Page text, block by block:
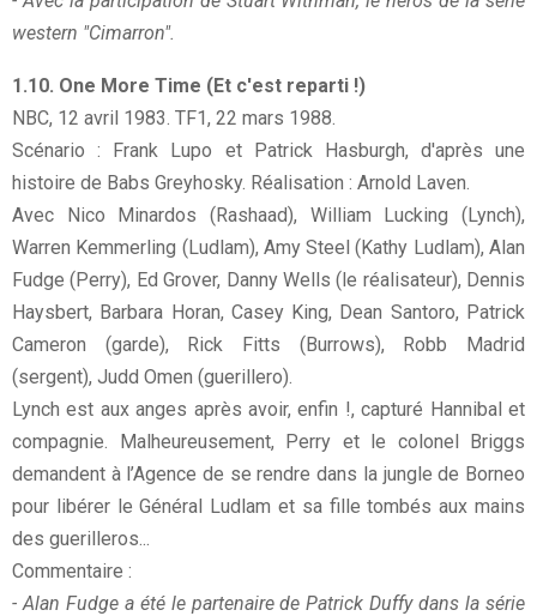
western "Cimarron".
1.10. One More Time (Et c'est reparti !)
NBC, 12 avril 1983. TF1, 22 mars 1988.
Scénario : Frank Lupo et Patrick Hasburgh, d'après une
histoire de Babs Greyhosky. Réalisation : Arnold Laven.
Avec Nico Minardos (Rashaad), William Lucking (Lynch),
Warren Kemmerling (Ludlam), Amy Steel (Kathy Ludlam), Alan
Fudge (Perry), Ed Grover, Danny Wells (le réalisateur), Dennis
Haysbert, Barbara Horan, Casey King, Dean Santoro, Patrick
Cameron (garde), Rick Fitts (Burrows), Robb Madrid
(sergent), Judd Omen (guerillero).
Lynch est aux anges après avoir, enfin !, capturé Hannibal et
compagnie. Malheureusement, Perry et le colonel Briggs
demandent à l’Agence de se rendre dans la jungle de Borneo
pour libérer le Général Ludlam et sa fille tombés aux mains
des guerilleros...
Commentaire :
- Alan Fudge a été le partenaire de Patrick Duffy dans la série